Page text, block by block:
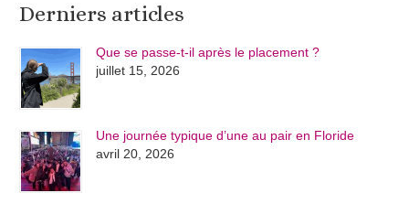
Derniers articles
Que se passe-t-il après le placement ?
juillet 15, 2026
Une journée typique d’une au pair en Floride
avril 20, 2026